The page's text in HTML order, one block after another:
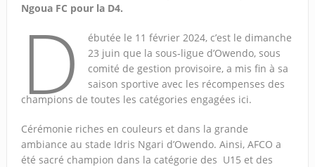
Ngoua FC pour la D4.
D
ébutée le 11 février 2024, c’est le dimanche
23 juin que la sous-ligue d’Owendo, sous
comité de gestion provisoire, a mis fin à sa
saison sportive avec les récompenses des
champions de toutes les catégories engagées ici.
Cérémonie riches en couleurs et dans la grande
ambiance au stade Idris Ngari d’Owendo. Ainsi, AFCO a
été sacré champion dans la catégorie des U15 et des